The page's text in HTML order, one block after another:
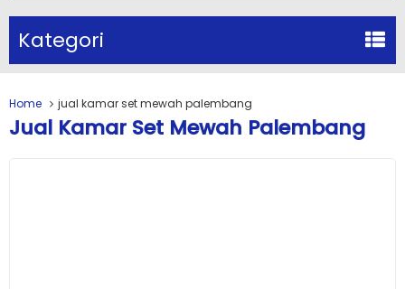
Kategori
Home jual kamar set mewah palembang
Jual Kamar Set Mewah Palembang